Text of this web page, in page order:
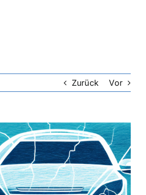
Zurück Vor